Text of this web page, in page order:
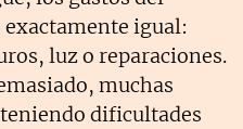
igual:
luz o reparaciones.
muchas
dificultades